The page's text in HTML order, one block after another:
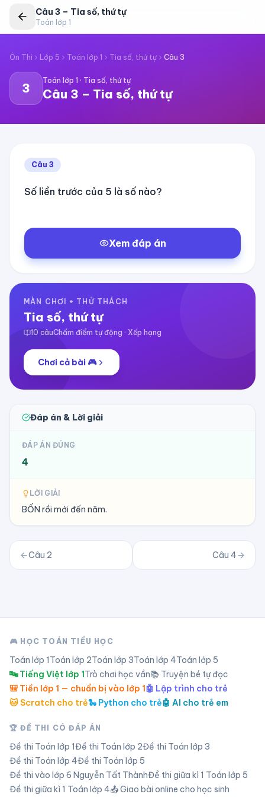
Câu 3 – Tia số, thứ tự
Toán lớp 1
Ôn Thi Lớp 5 Toán lớp 1 Tia số, thứ tự Câu 3
3
Toán lớp 1 · Tia số, thứ tự
Câu 3 – Tia số, thứ tự
Câu 3
Số liền trước của 5 là số nào?
Xem đáp án
MÀN CHƠI + THỬ THÁCH
Tia số, thứ tự
10 câuChấm điểm tự động · Xếp hạng
Chơi cả bài 🎮
Đáp án & Lời giải
ĐÁP ÁN ĐÚNG
4
LỜI GIẢI
BỐN rồi mới đến năm.
Câu 2 Câu 4
🎮 HỌC TOÁN TIỂU HỌC
Toán lớp 1Toán lớp 2Toán lớp 3Toán lớp 4Toán lớp 5
🔤 Tiếng Việt lớp 1Trò chơi học vần📚 Truyện bé tự đọc
🎒 Tiền lớp 1 — chuẩn bị vào lớp 1🤖 Lập trình cho trẻ
🐱 Scratch cho trẻ🐍 Python cho trẻ🤖 AI cho trẻ em
🏆 ĐỀ THI CÓ ĐÁP ÁN
Đề thi Toán lớp 1Đề thi Toán lớp 2Đề thi Toán lớp 3
Đề thi Toán lớp 4Đề thi Toán lớp 5
Đề thi vào lớp 6 Nguyễn Tất ThànhĐề thi giữa kì 1 Toán lớp 5
Đề thi giữa kì 1 Toán lớp 4📤 Giao bài online cho học sinh